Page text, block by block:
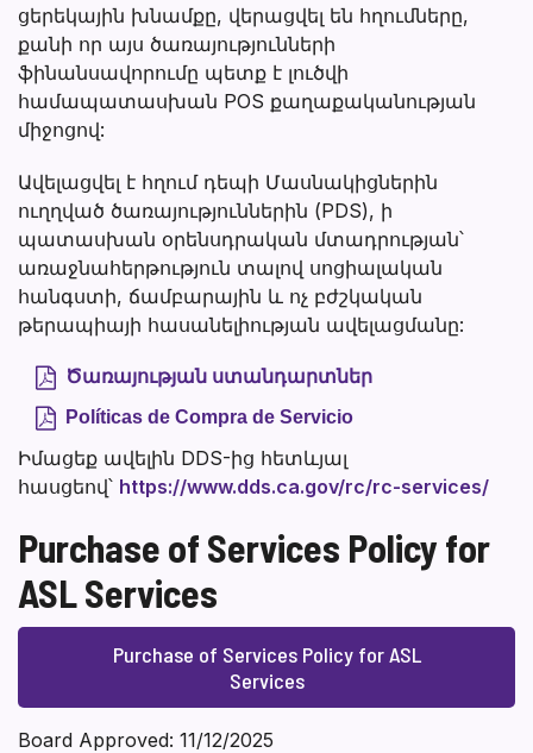
ցերեկային խնամքը, վերացվել են հղումները,
քանի որ այս ծառայությունների
ֆինանսավորումը պետք է լուծվի
համապատասխան POS քաղաքականության
միջոցով:
Ավելացվել է հղում դեպի Մասնակիցներին
ուղղված ծառայություններին (PDS), ի
պատասխան օրենսդրական մտադրության՝
առաջնահերթություն տալով սոցիալական
հանգստի, ճամբարային և ոչ բժշկական
թերապիայի հասանելիության ավելացմանը:
Ծառայության ստանդարտներ
Políticas de Compra de Servicio
Իմացեք ավելին DDS-ից հետևյալ
հասցեով՝ https://www.dds.ca.gov/rc/rc-services/
Purchase of Services Policy for
ASL Services
Purchase of Services Policy for ASL
Services
Board Approved: 11/12/2025